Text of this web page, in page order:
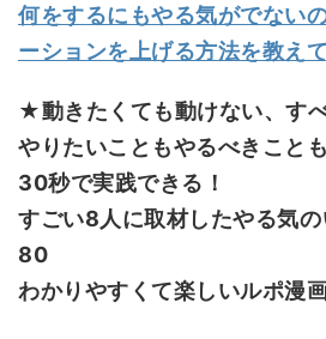
何をするにもやる気がでない
ーションを上げる方法を教え
★動きたくても動けない、す
やりたいこともやるべきこと
30秒で実践できる！
すごい8人に取材したやる気
80
わかりやすくて楽しいルポ漫